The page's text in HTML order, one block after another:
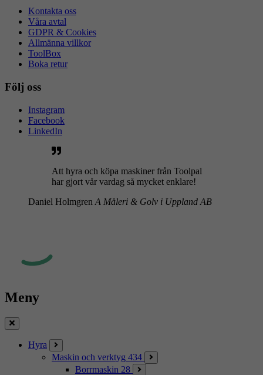
Kontakta oss
Våra avtal
GDPR & Cookies
Allmänna villkor
ToolBox
Boka retur
Följ oss
Instagram
Facebook
LinkedIn
Att hyra och köpa maskiner från Toolpal
har gjort vår vardag så mycket enklare!
Daniel Holmgren A Måleri & Golv i Uppland AB
Meny
Stäng
Hyra
Maskin och verktyg 434
Borrmaskin 28